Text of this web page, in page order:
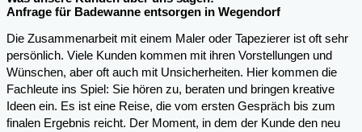
Anfrage für Badewanne entsorgen in Wegendorf
Die Zusammenarbeit mit einem Maler oder Tapezierer ist oft sehr
persönlich. Viele Kunden kommen mit ihren Vorstellungen und
Wünschen, aber oft auch mit Unsicherheiten. Hier kommen die
Fachleute ins Spiel: Sie hören zu, beraten und bringen kreative
Ideen ein. Es ist eine Reise, die vom ersten Gespräch bis zum
finalen Ergebnis reicht. Der Moment, in dem der Kunde den neu